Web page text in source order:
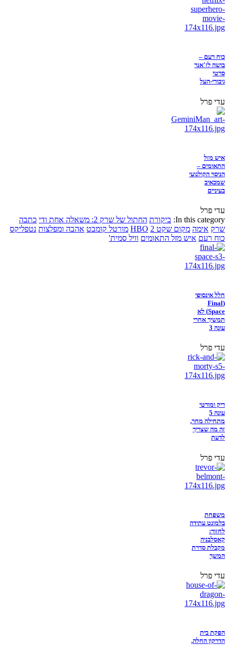
כוח רעם –
בושה לז'אנר
סרטי
גיבורי-העל
עדי פרל
איש מזל
התאומים –
הניסוי הקולנועי
שמכאיב
בעיניים
עדי פרל
In this category: ביקורת החתול של שרק 2: משאלה אחת ודי
כתבה
שרק אימה מקום שקט 2 HBO מורטל קומבט אהבה ומפלצות נטפליקס
כוח רעם איש מזל התאומים וויל סמית'
חלל אינסופי
(Final
Space) לא
תמשיך אחרי
עונה 3
עדי פרל
ריק ומורטי
עונה 5
מתחילה מחר,
זה מה שצריך
לדעת
עדי פרל
משפחת
בלמונט עתידה
לחזור:
קאסלבניה
מקבלת סדרת
המשך
עדי פרל
הפקת בית
הדרקון החלה,